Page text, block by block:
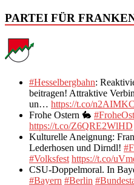
PARTEI FÜR
#Hesselbergbahn:
beitragen! Attraktive
un… https://t.co/
Frohe Ostern 🐇
https://t.co/Z6QRE2WlHD
Kulturelle Aneignung:
Lederhosen und Dirndl!
#Volksfest https://t.co/
CSU-Doppelmoral. In
#Bayern #Berlin